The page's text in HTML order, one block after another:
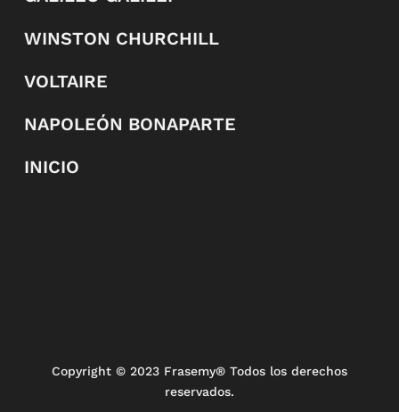
WINSTON CHURCHILL
VOLTAIRE
NAPOLEÓN BONAPARTE
INICIO
Copyright © 2023 Frasemy® Todos los derechos
reservados.